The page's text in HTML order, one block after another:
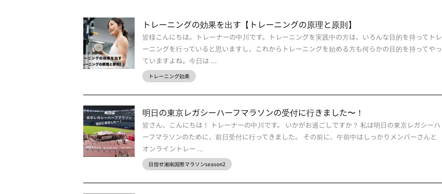
トレーニングの効果を出す【トレーニングの原理と原則】
皆様こんにちは。トレーナーの中川です。トレーニングを実践中の方は、いろんな目的を持ってトレ
ーニングを行っていると思いますし、これからトレーニングを始める方も何らかの目的を持ってやっ
ていますよね。今日は ...
トレーニング効果
明日の東京レガシーハーフマラソンの受付に行きました〜！
皆さん、こんにちは！ トレーナーの中川です。 いかがお過ごしですか？ 私は明日の東京レガシーハ
ーフマラソンのために、前日受付に行ってきました。 その前に、午前中はしっかりメンバーさんと
オンライントレー ...
目指せ湘南国際マラソンseason2